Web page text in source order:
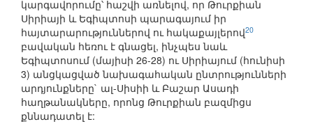
կարգավորումը՝ հաշվի առնելով, որ Թուրքիան
Սիրիայի և Եգիպտոսի պարագայում իր
հայտարարություններով ու հակաքայլերով20
բավական հեռու է գնացել, ինչպես նաև
Եգիպտոսում (մայիսի 26-28) ու Սիրիայում (հունիսի
3) անցկացված նախագահական ընտրությունների
արդյունքները` ալ-Սիսիի և Բաշար Ասադի
հաղթանակները, որոնց Թուրքիան բազմիցս
քննադատել է: